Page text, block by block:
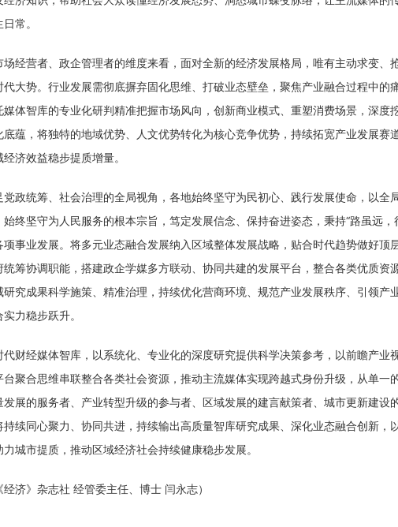
常。
场经营者、政企管理者的维度来看，面对全新的经济发展格局，唯有主动求变、
代大势。行业发展需彻底摒弃固化思维、打破业态壁垒，聚焦产业融合过程中的
媒体智库的专业化研判精准把握市场风向，创新商业模式、重塑消费场景，深度
底蕴，将独特的地域优势、人文优势转化为核心竞争优势，持续拓宽产业发展赛
济效益稳步提质增量。
党政统筹、社会治理的全局视角，各地始终坚守为民初心、践行发展使命，以全
始终坚守为人民服务的根本宗旨，笃定发展信念、保持奋进姿态，秉持“路虽远，
项事业发展。将多元业态融合发展纳入区域整体发展战略，贴合时代趋势做好顶
统筹协调职能，搭建政企学媒多方联动、协同共建的发展平台，整合各类优质资
研究成果科学施策、精准治理，持续优化营商环境、规范产业发展秩序、引领产
力稳步跃升。
代财经媒体智库，以系统化、专业化的深度研究提供科学决策参考，以前瞻产业
台聚合思维串联整合各类社会资源，推动主流媒体实现跨越式身份升级，从单一
发展的服务者、产业转型升级的参与者、区域发展的建言献策者、城市更新建设
持续同心聚力、协同共进，持续输出高质量智库研究成果、深化业态融合创新，
城市提质，推动区域经济社会持续健康稳步发展。
《经济》杂志社 经管委主任、博士 闫永志）